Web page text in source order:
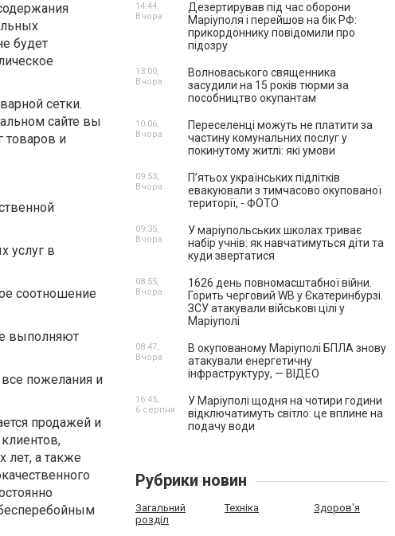
будет
сетки.
сайте вы
товаров и
услуг в
соотношение
выполняют
пожелания и
продажей и
лет, а также
Дезертирував під час оборони
Маріуполя і перейшов на бік РФ:
прикордоннику повідомили про
підозру
14:44,
Вчора
Волноваського священника
засудили на 15 років тюрми за
пособництво окупантам
13:00,
Вчора
Переселенці можуть не платити за
частину комунальних послуг у
покинутому житлі: які умови
10:06,
Вчора
П’ятьох українських підлітків
евакуювали з тимчасово окупованої
території, - ФОТО
09:53,
Вчора
У маріупольських школах триває
набір учнів: як навчатимуться діти та
куди звертатися
09:35,
Вчора
1626 день повномасштабної війни.
Горить черговий WB у Єкатеринбурзі.
ЗСУ атакували військові цілі у
Маріуполі
08:55,
Вчора
В окупованому Маріуполі БПЛА знову
атакували енергетичну
інфраструктуру, — ВІДЕО
08:47,
Вчора
У Маріуполі щодня на чотири години
відключатимуть світло: це вплине на
подачу води
16:45,
6 серпня
Рубрики новин
Загальний
розділ
Техніка Здоров'я